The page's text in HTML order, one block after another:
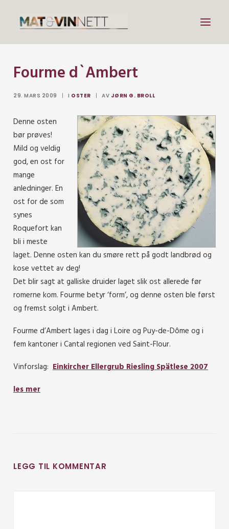
Mat
Lenker
Om vin
Om meg
Search
Fourme d`Ambert
29. MARS 2009 | I OSTER | AV JØRN G. BROLL
Denne osten
bør prøves!
Mild og veldig
god, en ost for
mange
anledninger. En
ost for de som
synes
Roquefort kan
bli i meste
laget. Denne osten kan du smøre rett på godt landbrød og
kose vettet av deg!
Det blir sagt at galliske druider laget slik ost allerede før
romerne kom. Fourme betyr ‘form’, og denne osten ble først
og fremst solgt i Ambert.
Fourme d’Ambert lages i dag i Loire og Puy-de-Dôme og i
fem kantoner i Cantal regionen ved Saint-Flour.
Vinforslag: Einkircher Ellergrub Riesling Spätlese 2007
les mer
LEGG TIL KOMMENTAR